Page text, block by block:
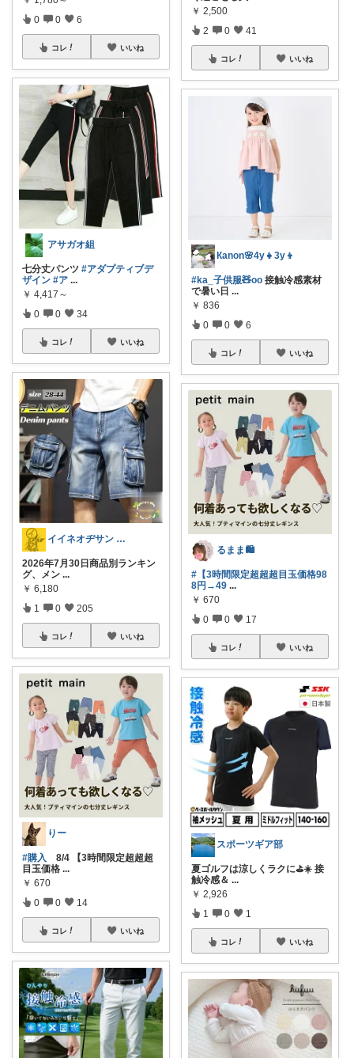
0 0 6
コレ いいね
アサガオ組
七分丈パンツ #アダプティブデ
ザイン #ア ...
￥ 4,417～
0 0 34
コレ いいね
イイネオヂサン 1/4/5 感謝
2026年7月30日商品別ランキン
グ、メン ...
￥ 6,180
1 0 205
コレ いいね
りー
#購入 8/4 【3時間限定超超超
目玉価格 ...
￥ 670
0 0 14
コレ いいね
￥ 2,500
2 0 41
コレ いいね
Кanon🌸4y👧3y👦
#ka_子供服🧸oo 接触冷感素材
で暑い日 ...
￥ 836
0 0 6
コレ いいね
るまま🛍️
#【3時間限定超超超目玉価格98
8円→49 ...
￥ 670
0 0 17
コレ いいね
スポーツギア部
夏ゴルフは涼しくラクに⛳️☀️ 接
触冷感＆ ...
￥ 2,926
1 0 1
コレ いいね